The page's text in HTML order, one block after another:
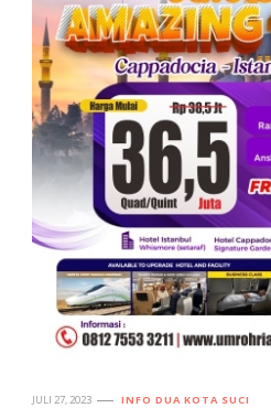
JULI 27, 2023 INFO DUA KOTA SUCI